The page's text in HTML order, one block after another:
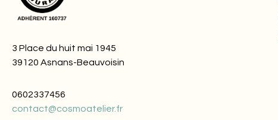
3 Place du huit mai 1945
39120 Asnans-Beauvoisin
0602337456
contact@cosmoatelier.fr